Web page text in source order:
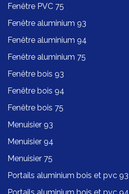
Fenêtre PVC 75
Fenêtre aluminium 93
Fenêtre aluminium 94
Fenêtre aluminium 75
Fenêtre bois 93
Fenêtre bois 94
Fenêtre bois 75
Menuisier 93
Menuisier 94
Menuisier 75
Portails aluminium bois et pvc 93